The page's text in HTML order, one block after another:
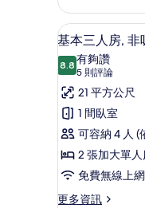
非
吸
煙
房
的
所
有
相
片
雙
人
房
人
住,
非
吸
煙
房
詳
情
顯
示
基
本
三
人
房,
非
吸
6
基本三人房, 非
8.88.8 分，滿分 10 分
有夠讚
5 則評論
(5
則
評
論)
21 平方公尺
1 間臥室
可容納 4 人 (
2 張加大單
免費無線上網
更多資訊
更